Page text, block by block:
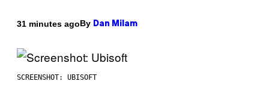
31 minutes agoBy Dan Milam
SCREENSHOT: UBISOFT